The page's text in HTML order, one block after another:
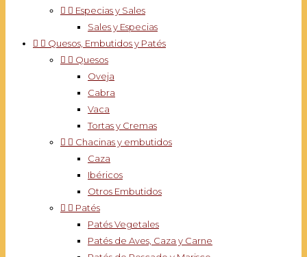
  Especias y Sales
Sales y Especias
  Quesos, Embutidos y Patés
  Quesos
Oveja
Cabra
Vaca
Tortas y Cremas
  Chacinas y embutidos
Caza
Ibéricos
Otros Embutidos
  Patés
Patés Vegetales
Patés de Aves, Caza y Carne